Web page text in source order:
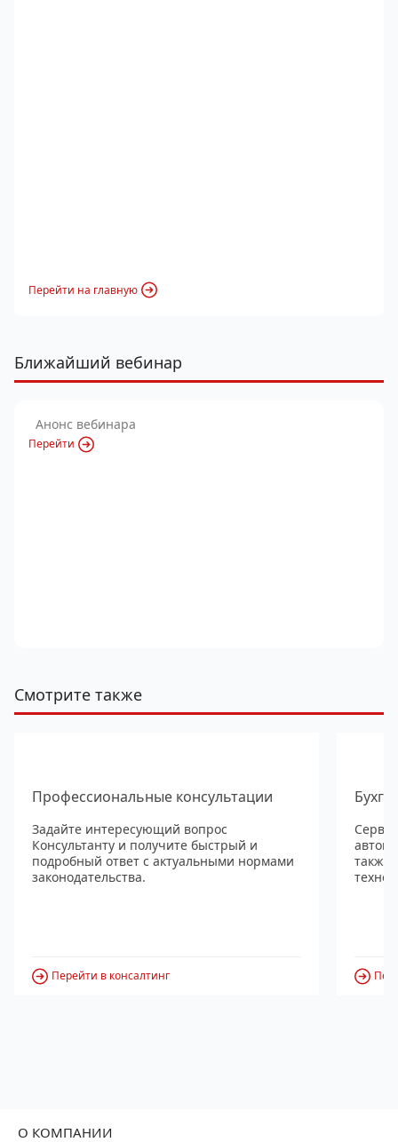
Перейти на главную
Ближайший вебинар
Анонс вебинара
Перейти
Смотрите также
Профессиональные консультации
Задайте интересующий вопрос
Консультанту и получите быстрый и
подробный ответ с актуальными нормами
законодательства.
Перейти в консалтинг
также
О КОМПАНИИ